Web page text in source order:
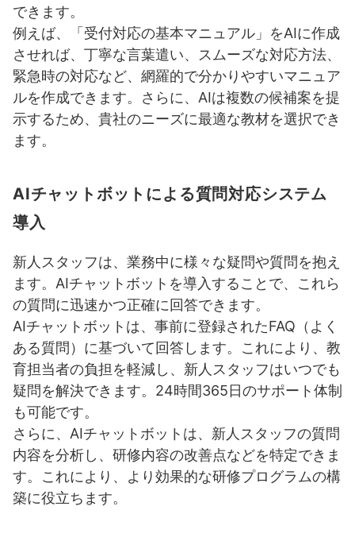
できます。
例えば、「受付対応の基本マニュアル」をAIに作成
させれば、丁寧な言葉遣い、スムーズな対応方法、
緊急時の対応など、網羅的で分かりやすいマニュア
ルを作成できます。さらに、AIは複数の候補案を提
示するため、貴社のニーズに最適な教材を選択でき
ます。
AIチャットボットによる質問対応システム
導入
新人スタッフは、業務中に様々な疑問や質問を抱え
ます。AIチャットボットを導入することで、これら
の質問に迅速かつ正確に回答できます。
AIチャットボットは、事前に登録されたFAQ（よく
ある質問）に基づいて回答します。これにより、教
育担当者の負担を軽減し、新人スタッフはいつでも
疑問を解決できます。24時間365日のサポート体制
も可能です。
さらに、AIチャットボットは、新人スタッフの質問
内容を分析し、研修内容の改善点などを特定できま
す。これにより、より効果的な研修プログラムの構
築に役立ちます。